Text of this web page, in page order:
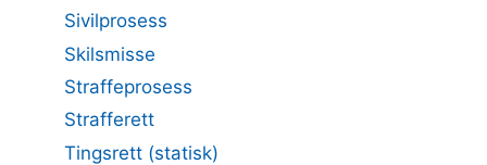
Sivilprosess
Skilsmisse
Straffeprosess
Strafferett
Tingsrett (statisk)